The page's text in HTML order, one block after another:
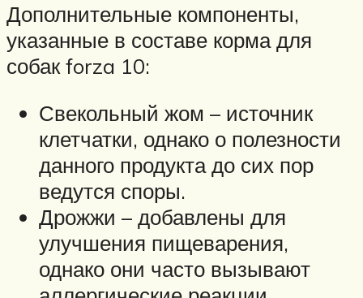
Дополнительные компоненты,
указанные в составе корма для
собак forza 10:
Свекольный жом – источник
клетчатки, однако о полезности
данного продукта до сих пор
ведутся споры.
Дрожжи – добавлены для
улучшения пищеварения,
однако они часто вызывают